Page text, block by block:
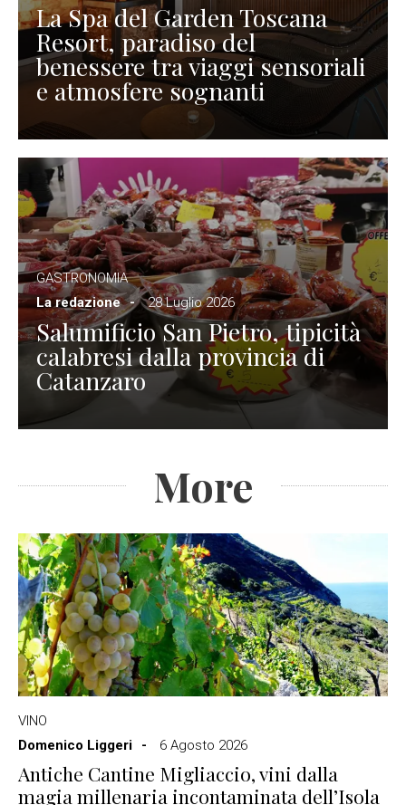
La Spa del Garden Toscana
Resort, paradiso del
benessere tra viaggi sensoriali
e atmosfere sognanti
GASTRONOMIA
La redazione
28 Luglio 2026
Salumificio San Pietro, tipicità
calabresi dalla provincia di
Catanzaro
More
VINO
Domenico Liggeri
6 Agosto 2026
Antiche Cantine Migliaccio, vini dalla
magia millenaria incontaminata dell’Isola